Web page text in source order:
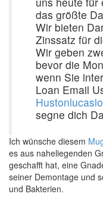
das größte
Wir bieten
Zinssatz für
Wir geben
bevor die
wenn Sie
Loan Email
segne dich
Ich wünsche diesem
es aus naheliegenden
geschafft hat, eine
seiner Demontage und
und Bakterien.